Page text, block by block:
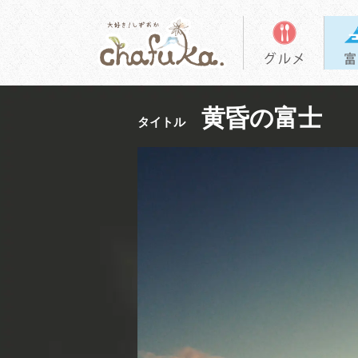
タイトル 黄昏の富士